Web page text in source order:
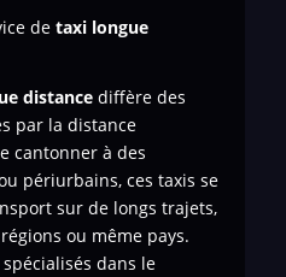
de taxi longue
distance diffère des
par la distance
cantonner à des
périurbains, ces taxis se
sur de longs trajets,
ou même pays.
dans le